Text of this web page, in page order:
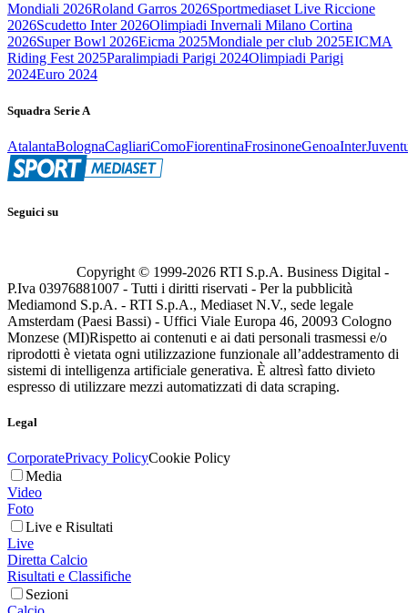
Mondiali 2026Roland Garros 2026Sportmediaset Live Riccione
2026Scudetto Inter 2026Olimpiadi Invernali Milano Cortina
2026Super Bowl 2026Eicma 2025Mondiale per club 2025EICMA
Riding Fest 2025Paralimpiadi Parigi 2024Olimpiadi Parigi
2024Euro 2024
Squadra Serie A
AtalantaBolognaCagliariComoFiorentinaFrosinoneGenoaInter
Seguici su
Copyright © 1999-2026 RTI S.p.A. Business Digital -
P.Iva 03976881007 - Tutti i diritti riservati - Per la pubblicità
Mediamond S.p.A. - RTI S.p.A., Mediaset N.V., sede legale
Amsterdam (Paesi Bassi) - Uffici Viale Europa 46, 20093 Cologno
Monzese (MI)Rispetto ai contenuti e ai dati personali trasmessi e/o
riprodotti è vietata ogni utilizzazione funzionale all’addestramento di
sistemi di intelligenza artificiale generativa. È altresì fatto divieto
espresso di utilizzare mezzi automatizzati di data scraping.
Legal
CorporatePrivacy PolicyCookie Policy
Media
Video
Foto
Live e Risultati
Live
Diretta Calcio
Risultati e Classifiche
Sezioni